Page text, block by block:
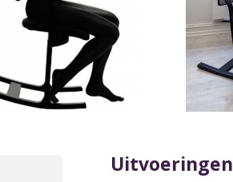
Uitvoeringen